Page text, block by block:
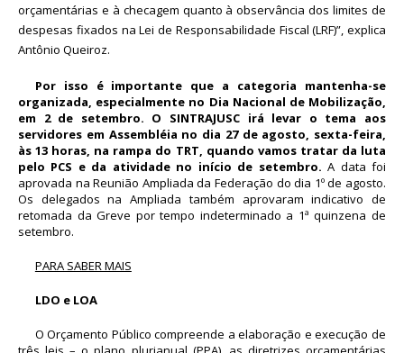
orçamentárias e à checagem quanto à observância dos limites de
despesas fixados na Lei de Responsabilidade Fiscal (LRF)”, explica
Antônio Queiroz.
Por isso é importante que a categoria mantenha-se
organizada, especialmente no Dia Nacional de Mobilização,
em 2 de setembro. O SINTRAJUSC irá levar o tema aos
servidores em Assembléia no dia 27 de agosto, sexta-feira,
às 13 horas, na rampa do TRT, quando vamos tratar da luta
pelo PCS e da atividade no início de setembro. A data foi
aprovada na Reunião Ampliada da Federação do dia 1º de agosto.
Os delegados na Ampliada também aprovaram indicativo de
retomada da Greve por tempo indeterminado a 1ª quinzena de
setembro.
PARA SABER MAIS
LDO e LOA
O Orçamento Público compreende a elaboração e execução de